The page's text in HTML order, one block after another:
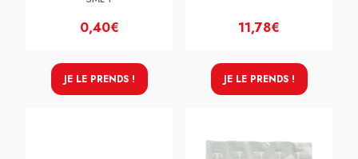
0,40€
JE LE PRENDS !
11,78€
JE LE PRENDS !